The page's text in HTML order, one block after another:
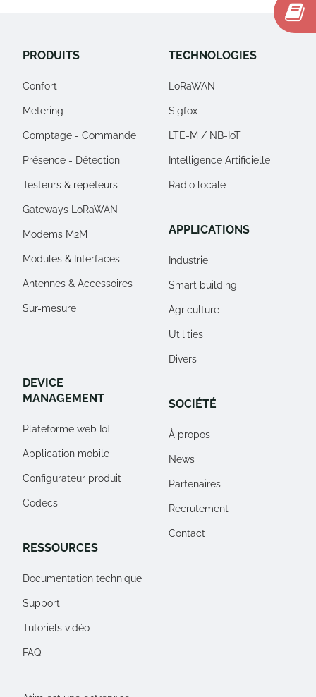
PRODUITS
Confort
Metering
Comptage - Commande
Présence - Détection
Testeurs & répéteurs
Gateways LoRaWAN
Modems M2M
Modules & Interfaces
Antennes & Accessoires
Sur-mesure
DEVICE
MANAGEMENT
Plateforme web IoT
Application mobile
Configurateur produit
Codecs
RESSOURCES
Documentation technique
Support
Tutoriels vidéo
FAQ
TECHNOLOGIES
LoRaWAN
Sigfox
LTE-M / NB-IoT
Intelligence Artificielle
Radio locale
APPLICATIONS
Industrie
Smart building
Agriculture
Utilities
Divers
SOCIÉTÉ
À propos
News
Partenaires
Recrutement
Contact